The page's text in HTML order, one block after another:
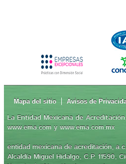
Mapa del sitio Avisos de
La Entidad Mexicana de
www.ema.com y www.ema.com.mx
entidad mexicana de acreditación, a.c.
Alcaldía Miguel Hidalgo, C.P. 11590,